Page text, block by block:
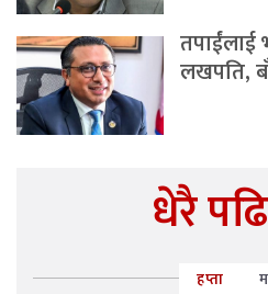
तपाईंलाई
लखपति,
धेरै
हप्ता